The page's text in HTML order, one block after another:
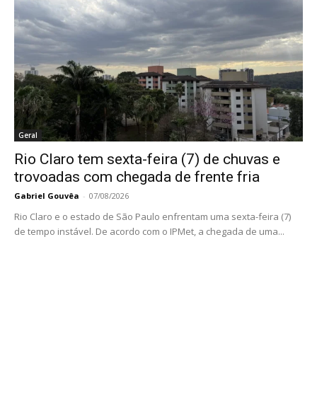
Geral
Rio Claro tem sexta-feira (7) de chuvas e
trovoadas com chegada de frente fria
Gabriel Gouvêa - 07/08/2026
Rio Claro e o estado de São Paulo enfrentam uma sexta-feira (7)
de tempo instável. De acordo com o IPMet, a chegada de uma...